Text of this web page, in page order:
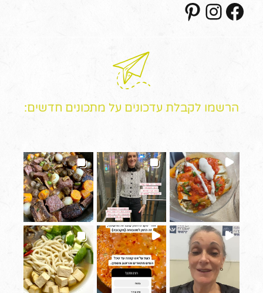
הרשמו לקבלת עדכונים על מתכונים חדשים: